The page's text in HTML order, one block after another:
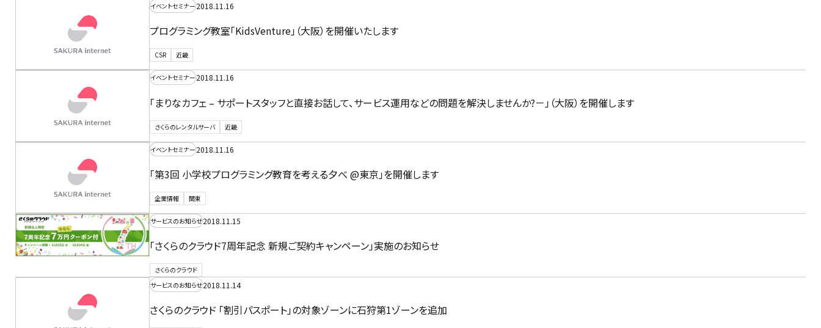
イベントセミナー2018.11.16
プログラミング教室「KidsVenture」（大阪）を開催いたします
CSR 近畿
イベントセミナー2018.11.16
「まりなカフェ – サポートスタッフと直接お話して、サービス運用などの問題を解決しませんか?－」（大阪）を開催します
さくらのレンタルサーバ 近畿
イベントセミナー2018.11.16
「第3回 小学校プログラミング教育を考える夕べ @東京」を開催します
企業情報 関東
サービスのお知らせ2018.11.15
「さくらのクラウド7周年記念 新規ご契約キャンペーン」実施のお知らせ
さくらのクラウド
サービスのお知らせ2018.11.14
さくらのクラウド 「割引パスポート」の対象ゾーンに石狩第1ゾーンを追加